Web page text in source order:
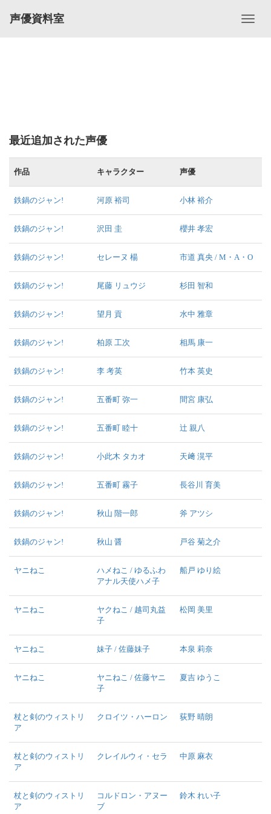
声優資料室
最近追加された声優
作品 キャラクター 声優
鉄鍋のジャン! 河原 裕司 小林 裕介
鉄鍋のジャン! 沢田 圭 櫻井 孝宏
鉄鍋のジャン! セレーヌ 楊 市道 真央 / M・A・O
鉄鍋のジャン! 尾藤 リュウジ 杉田 智和
鉄鍋のジャン! 望月 貢 水中 雅章
鉄鍋のジャン! 柏原 工次 相馬 康一
鉄鍋のジャン! 李 考英 竹本 英史
鉄鍋のジャン! 五番町 弥一 間宮 康弘
鉄鍋のジャン! 五番町 睦十 辻 親八
鉄鍋のジャン! 小此木 タカオ 天﨑 滉平
鉄鍋のジャン! 五番町 霧子 長谷川 育美
鉄鍋のジャン! 秋山 階一郎 斧 アツシ
鉄鍋のジャン! 秋山 醤 戸谷 菊之介
ヤニねこ
ハメねこ / ゆるふわ
アナル天使ハメ子
船戸 ゆり絵
ヤニねこ
ヤクねこ / 越司丸益
子
松岡 美里
ヤニねこ 妹子 / 佐藤妹子 本泉 莉奈
ヤニねこ
ヤニねこ / 佐藤ヤニ
子
夏吉 ゆうこ
杖と剣のウィストリ
ア
クロイツ・ハーロン 荻野 晴朗
杖と剣のウィストリ
ア
クレイルウィ・セラ 中原 麻衣
杖と剣のウィストリ
ア
コルドロン・アヌー
ブ
鈴木 れい子